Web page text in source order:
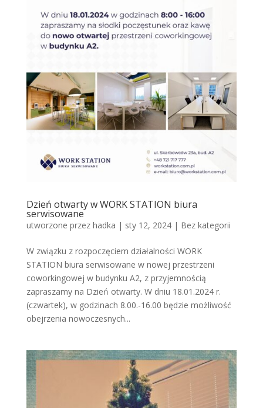
Dzień otwarty w WORK STATION biura
serwisowane
utworzone przez hadka | sty 12, 2024| Bez kategorii
W związku z rozpoczęciem działalności WORK
STATION biura serwisowane w nowej przestrzeni
coworkingowej w budynku A2, z przyjemnością
zapraszamy na Dzień otwarty. W dniu 18.01.2024 r.
(czwartek), w godzinach 8.00.-16.00 będzie możliwość
obejrzenia nowoczesnych...